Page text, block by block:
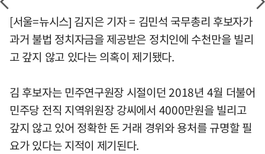
[서울=뉴시스] 김지은 기자 = 김민석 국무총리 후보자가
과거 불법 정치자금을 제공받은 정치인에 수천만을 빌리
고 갚지 않고 있다는 의혹이 제기됐다.
김 후보자는 민주연구원장 시절이던 2018년 4월 더불어
민주당 전직 지역위원장 강씨에서 4000만원을 빌리고
갚지 않고 있어 정확한 돈 거래 경위와 용처를 규명할 필
요가 있다는 지적이 제기된다.